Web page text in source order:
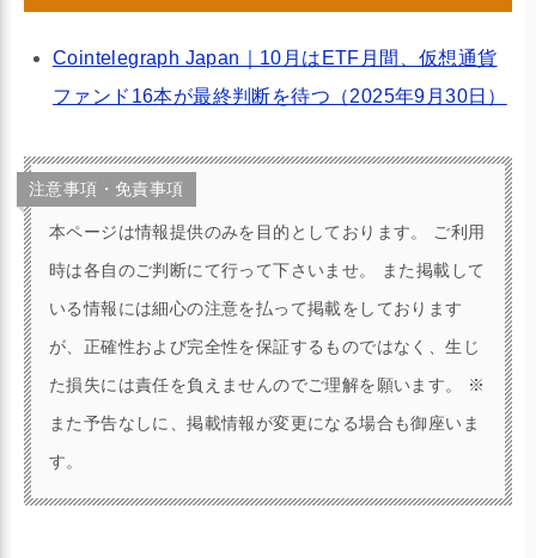
Cointelegraph Japan｜10月はETF月間、仮想通貨
ファンド16本が最終判断を待つ（2025年9月30日）
注意事項・免責事項
本ページは情報提供のみを目的としております。 ご利用
時は各自のご判断にて行って下さいませ。 また掲載して
いる情報には細心の注意を払って掲載をしております
が、正確性および完全性を保証するものではなく、生じ
た損失には責任を負えませんのでご理解を願います。 ※
また予告なしに、掲載情報が変更になる場合も御座いま
す。